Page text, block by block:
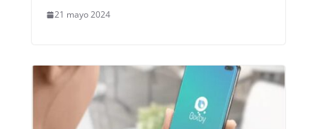
21 mayo 2024